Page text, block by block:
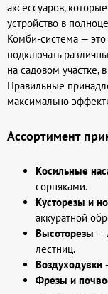
аксессуаров,
устройство в
Комби-система —
подключать
на садовом участке,
Правильные
максимально
Ассортимент
Косильные
сорняками.
Кусторезы и
аккуратной
Высоторезы —
лестниц.
Воздуходувки
Фрезы и